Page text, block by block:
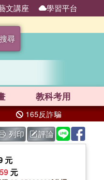
文講座 學習平台
尋
教科考用
165反詐騙
列印 評論
元
元